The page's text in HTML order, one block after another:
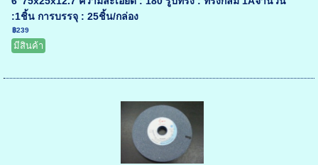
:1ชิ้น การบรรจุ : 25ชิ้น/กล่อง
฿239
มีสินค้า